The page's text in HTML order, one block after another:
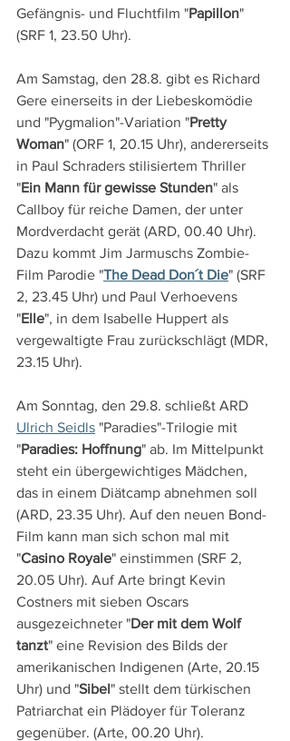
Gefängnis- und Fluchtfilm "Papillon"
(SRF 1, 23.50 Uhr).
Am Samstag, den 28.8. gibt es Richard
Gere einerseits in der Liebeskomödie
und "Pygmalion"-Variation "Pretty
Woman" (ORF 1, 20.15 Uhr), andererseits
in Paul Schraders stilisiertem Thriller
"Ein Mann für gewisse Stunden" als
Callboy für reiche Damen, der unter
Mordverdacht gerät (ARD, 00.40 Uhr).
Dazu kommt Jim Jarmuschs Zombie-
Film Parodie "The Dead Don´t Die" (SRF
2, 23.45 Uhr) und Paul Verhoevens
"Elle", in dem Isabelle Huppert als
vergewaltigte Frau zurückschlägt (MDR,
23.15 Uhr).
Am Sonntag, den 29.8. schließt ARD
Ulrich Seidls "Paradies"-Trilogie mit
"Paradies: Hoffnung" ab. Im Mittelpunkt
steht ein übergewichtiges Mädchen,
das in einem Diätcamp abnehmen soll
(ARD, 23.35 Uhr). Auf den neuen Bond-
Film kann man sich schon mal mit
"Casino Royale" einstimmen (SRF 2,
20.05 Uhr). Auf Arte bringt Kevin
Costners mit sieben Oscars
ausgezeichneter "Der mit dem Wolf
tanzt" eine Revision des Bilds der
amerikanischen Indigenen (Arte, 20.15
Uhr) und "Sibel" stellt dem türkischen
Patriarchat ein Plädoyer für Toleranz
gegenüber. (Arte, 00.20 Uhr).